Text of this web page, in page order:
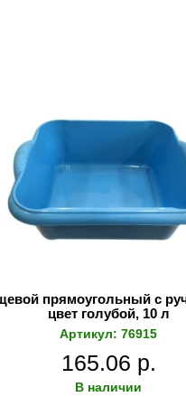
прямоугольный с
цвет голубой, 10 л
Артикул: 76915
165.06 р.
В наличии